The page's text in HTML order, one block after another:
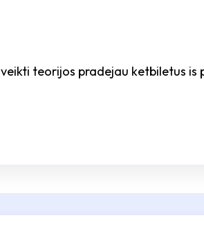
teorijos pradejau ketbiletus